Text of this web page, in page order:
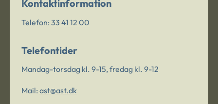
Kontaktinformation
Telefon: 33 41 12 00
Telefontider
Mandag-torsdag kl. 9-15, fredag kl. 9-12
Mail: ast@ast.dk